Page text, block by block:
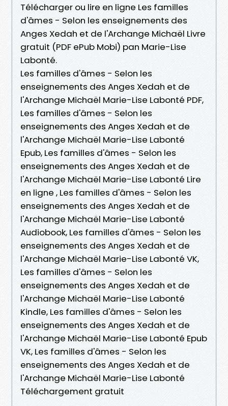
Télécharger ou lire en ligne Les familles
d'âmes - Selon les enseignements des
Anges Xedah et de l'Archange Michaël Livre
gratuit (PDF ePub Mobi) pan Marie-Lise
Labonté.
Les familles d'âmes - Selon les
enseignements des Anges Xedah et de
l'Archange Michaël Marie-Lise Labonté PDF,
Les familles d'âmes - Selon les
enseignements des Anges Xedah et de
l'Archange Michaël Marie-Lise Labonté
Epub, Les familles d'âmes - Selon les
enseignements des Anges Xedah et de
l'Archange Michaël Marie-Lise Labonté Lire
en ligne , Les familles d'âmes - Selon les
enseignements des Anges Xedah et de
l'Archange Michaël Marie-Lise Labonté
Audiobook, Les familles d'âmes - Selon les
enseignements des Anges Xedah et de
l'Archange Michaël Marie-Lise Labonté VK,
Les familles d'âmes - Selon les
enseignements des Anges Xedah et de
l'Archange Michaël Marie-Lise Labonté
Kindle, Les familles d'âmes - Selon les
enseignements des Anges Xedah et de
l'Archange Michaël Marie-Lise Labonté Epub
VK, Les familles d'âmes - Selon les
enseignements des Anges Xedah et de
l'Archange Michaël Marie-Lise Labonté
Téléchargement gratuit